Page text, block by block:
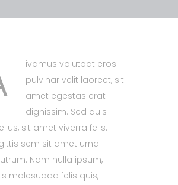
ivamus volutpat eros
pulvinar velit laoreet, sit
amet egestas erat
dignissim. Sed quis
sit amet viverra felis.
sem sit amet urna
Nam nulla ipsum,
malesuada felis quis,